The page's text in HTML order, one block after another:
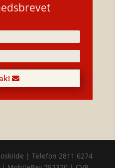
| Telefon 2811 6274